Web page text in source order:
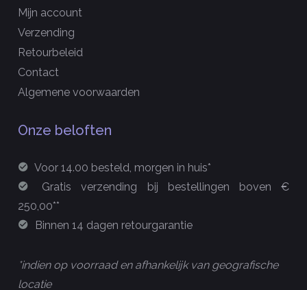
Mijn account
Verzending
Retourbeleid
Contact
Algemene voorwaarden
Onze beloften
Voor 14.00 besteld, morgen in huis*
Gratis verzending bij bestellingen boven €
250,00**
Binnen 14 dagen retourgarantie
*indien op voorraad en afhankelijk van geografische
locatie